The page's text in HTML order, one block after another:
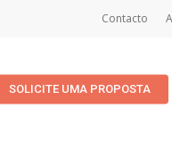
Contacto
SOLICITE UMA PROPOSTA